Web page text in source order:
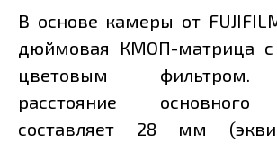
В основе камеры от
дюймовая КМОП-матрица
цветовым фильтром.
расстояние основного
составляет 28 мм